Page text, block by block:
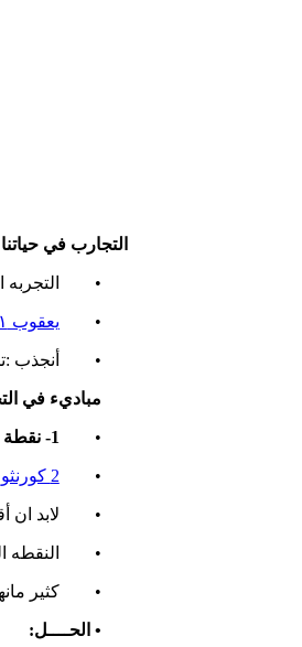
التجارب في حياتنا
• التجربه
• يعقوب ١٤:١
• أنجذب
مباديء في
• 1- نقطة الإحتياج هي نقطة التجربه
• 2 كورنثوس ١١:٢
• لابد ان
• النقطه
• كثير
• الحــــل: